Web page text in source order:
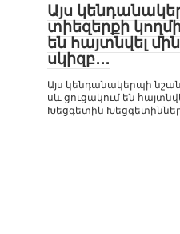
Այս
տիեզերքի
են հայտնվել
սկիզբ․․․
Այս կենդանակերպի
սև ցուցակում են
Խեցգետին